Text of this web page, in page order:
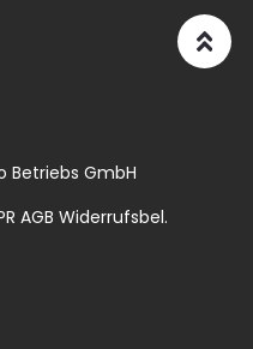
Betriebs GmbH
AGB Widerrufsbel.